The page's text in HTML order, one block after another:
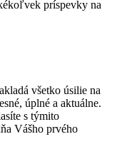
príspevky na
všetko úsilie na
úplné a aktuálne.
s týmito
Vášho prvého